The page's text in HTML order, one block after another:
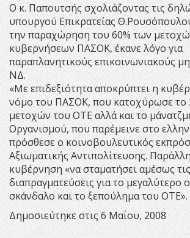
Ο κ. Παπουτσής σχολιάζοντας τις
υπουργού Επικρατείας
την παραχώρηση του 60% των
κυβερνήσεων ΠΑΣΟΚ, έκανε λόγο για
παραπλανητικούς επικοινωνιακούς
ΝΔ.
«Με επιδεξιότητα αποκρύπτει η
νόμο του ΠΑΣΟΚ, που κατοχύρωσε το
μετοχών του ΟΤΕ αλλά και το
Οργανισμού, που παρέμεινε στο
πρόσθεσε ο κοινοβουλευτικός
Αξιωματικής Αντιπολίτευσης.
κυβέρνηση «να σταματήσει αμέσως
διαπραγματεύσεις για το μεγαλύτερο
σκάνδαλο και το ξεπούλημα του ΟΤΕ».
Δημοσιεύτηκε στις 6 Μαΐου, 2008